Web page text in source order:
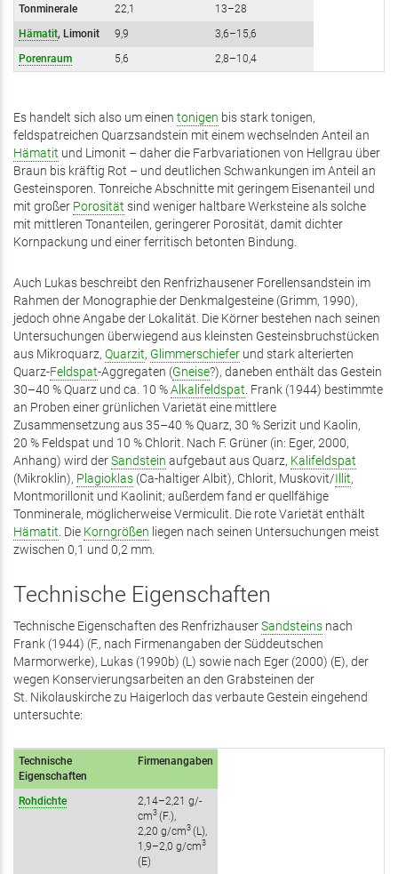
Tonminerale 22,1
13–28
Hämatit, Limonit 9,9
3,6–15,6
Porenraum
5,6 2,8–10,4
Es handelt sich also um einen tonigen bis stark tonigen,
feldspatreichen Quarzsandstein mit einem wechselnden Anteil an
Hämatit und Limonit – daher die Farbvariationen von Hellgrau über
Braun bis kräftig Rot – und deutlichen Schwankungen im Anteil an
Gesteinsporen. Tonreiche Abschnitte mit geringem Eisenanteil und
mit großer Porosität sind weniger haltbare Werksteine als solche
mit mittleren Tonanteilen, geringerer Porosität, damit dichter
Kornpackung und einer ferritisch betonten Bindung.
Auch Lukas beschreibt den Renfrizhausener Forellensandstein im
Rahmen der Monographie der Denkmalgesteine (Grimm, 1990),
jedoch ohne Angabe der Lokalität. Die Körner bestehen nach seinen
Untersuchungen überwiegend aus kleinsten Gesteinsbruchstücken
aus Mikroquarz, Quarzit, Glimmerschiefer und stark alterierten
Quarz-Feldspat-Aggregaten (Gneise?), daneben enthält das Gestein
30–40 % Quarz und ca. 10 %Alkalifeldspat. Frank (1944) bestimmte
an Proben einer grünlichen Varietät eine mittlere
Zusammensetzung aus 35–40 % Quarz, 30 % Serizit und Kaolin,
20 % Feldspat und 10 % Chlorit. Nach F. Grüner (in: Eger, 2000,
Anhang) wird derSandstein aufgebaut aus Quarz, Kalifeldspat
(Mikroklin), Plagioklas (Ca-haltiger Albit), Chlorit, Muskovit/Illit,
Montmorillonit und Kaolinit; außerdem fand er quellfähige
Tonminerale, möglicherweise Vermiculit. Die rote Varietät enthält
Hämatit. Die Korngrößen liegen nach seinen Untersuchungen meist
zwischen 0,1 und 0,2 mm.
Technische Eigenschaften
Technische Eigenschaften des RenfrizhauserSandsteins nach
Frank (1944) (F., nach Firmenangaben der Süddeutschen
Marmorwerke), Lukas (1990b) (L) sowie nach Eger (2000) (E), der
wegen Konservierungsarbeiten an den Grabsteinen der
St. Nikolaus­kirche zu Haigerloch das verbaute Gestein eingehend
untersuchte:
Technische
Eigenschaften
Firmenangaben
Rohdichte
2,14–2,21 ­g/­
cm3 (F.),
2,20 g/­cm3 (L),
1,9–2,0 g/­cm3
(E)